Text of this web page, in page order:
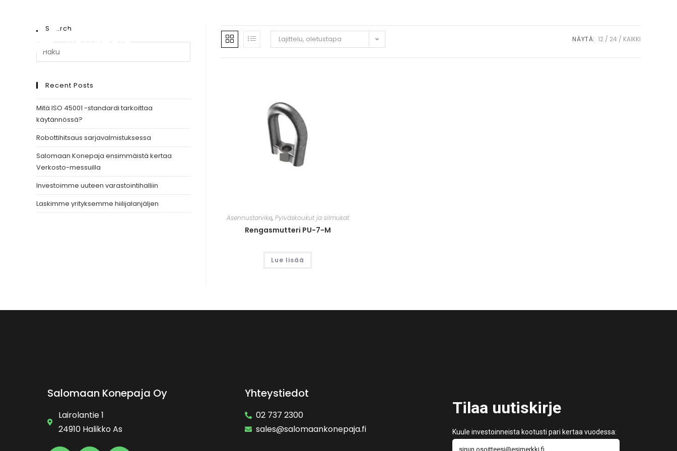
Lajittelu, oletustapa NÄYTÄ: 12 24 KAIKKI
Asennustarvike, Pylväskoukut ja silmukat
Rengasmutteri PU-7-M
Lue lisää
Search
Recent Posts
Mitä ISO 45001 -standardi tarkoittaa
käytännössä?
Robottihitsaus sarjavalmistuksessa
Salomaan Konepaja ensimmäistä kertaa
Verkosto-messuilla
Investoimme uuteen varastointihalliin
Laskimme yrityksemme hiilijalanjäljen
Salomaan Konepaja Oy
Lairolantie 1
24910 Halikko As
Yhteystiedot
02 737 2300
sales@salomaankonepaja.fi